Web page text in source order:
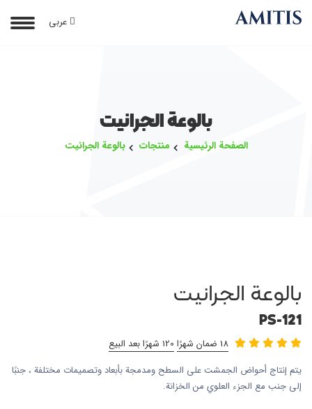
عربی
بالوعة الجرانيت
الصفحة الرئيسية منتجات بالوعة الجرانيت
بالوعة الجرانيت
PS-121
18 ضمان شهرًا
120 شهرًا بعد البيع
يتم إنتاج أحواض الجمشت على السطح ومدمجة بأبعاد وتصميمات مختلفة ، جنبًا
إلى جنب مع الجزء العلوي من الخزانة.